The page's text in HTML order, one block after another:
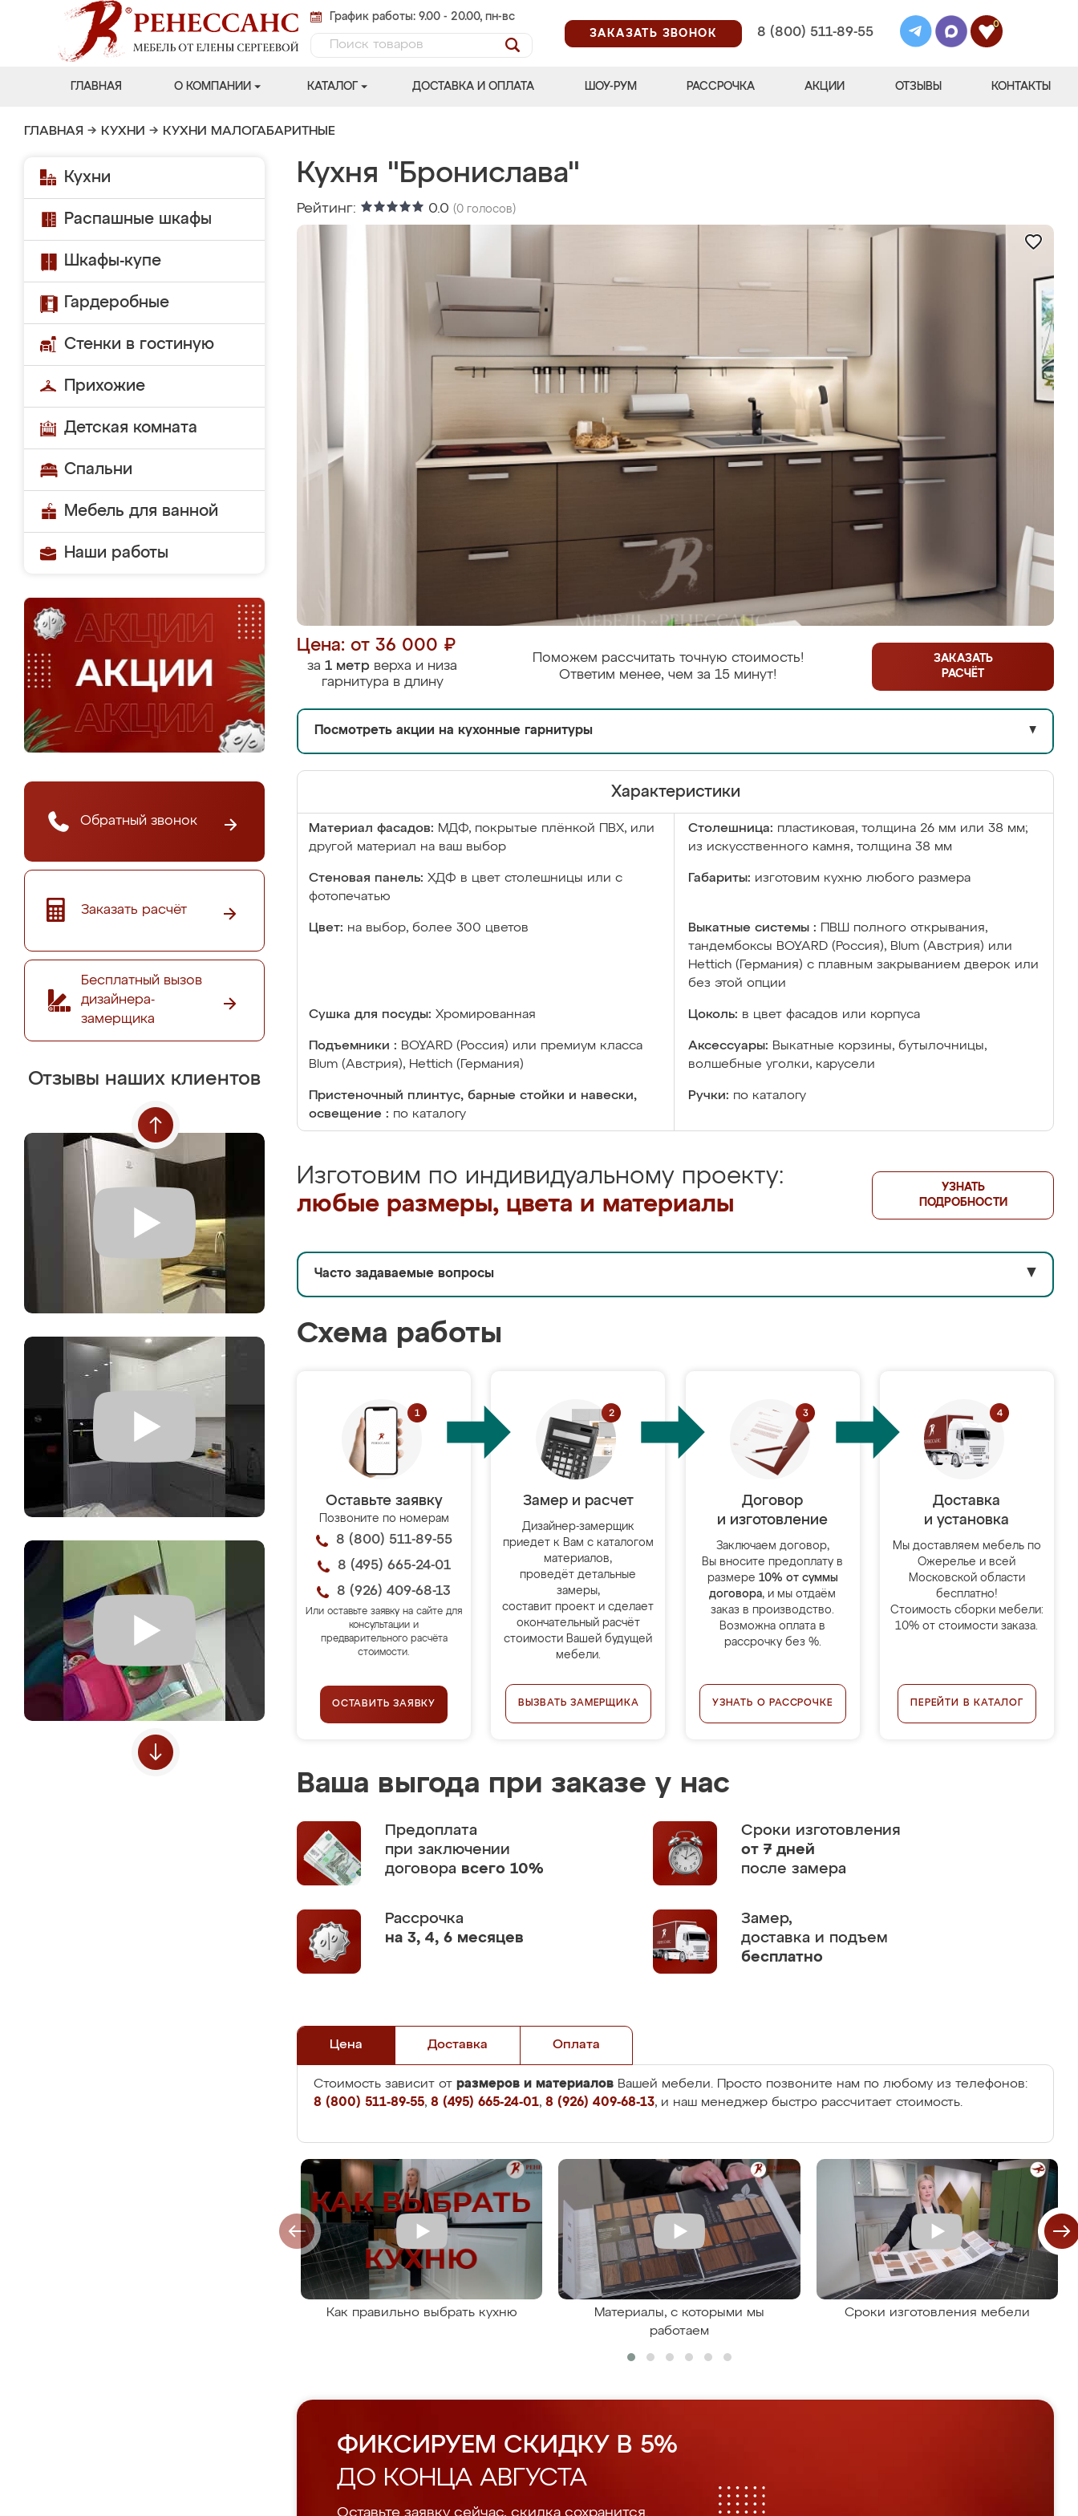
График работы: 9.00 - 20.00, пн-вс
ЗАКАЗАТЬ ЗВОНОК
8 (800) 511-89-55
0
ГЛАВНАЯ О КОМПАНИИ КАТАЛОГ ДОСТАВКА И ОПЛАТА ШОУ-РУМ РАССРОЧКА АКЦИИ ОТЗЫВЫ КОНТАКТЫ
ГЛАВНАЯ → КУХНИ → КУХНИ МАЛОГАБАРИТНЫЕ
Кухни
Распашные шкафы
Шкафы-купе
Гардеробные
Стенки в гостиную
Прихожие
Детская комната
Спальни
Мебель для ванной
Наши работы
Обратный звонок
Заказать расчёт
Бесплатный вызов
дизайнера-
замерщика
Отзывы наших клиентов
Кухня "Бронислава"
Рейтинг: 0.0 (0 голосов)
Цена: от 36 000 ₽
за 1 метр верха и низа
гарнитура в длину
Поможем рассчитать точную стоимость!
Ответим менее, чем за 15 минут!
ЗАКАЗАТЬ
РАСЧЁТ
Посмотреть акции на кухонные гарнитуры ▼
Характеристики
Материал фасадов: МДФ, покрытые плёнкой ПВХ, или
другой материал на ваш выбор
Столешница: пластиковая, толщина 26 мм или 38 мм;
из искусственного камня, толщина 38 мм
Стеновая панель: ХДФ в цвет столешницы или с
фотопечатью
Габариты: изготовим кухню любого размера
Цвет: на выбор, более 300 цветов Выкатные системы :
ПВШ полного открывания,
тандембоксы BOYARD (Россия), Blum (Австрия) или
Hettich (Германия) с плавным закрыванием дверок или
без этой опции
Сушка для посуды: Хромированная Цоколь: в цвет фасадов или корпуса
Подъемники : BOYARD (Россия) или премиум класса
Blum (Австрия), Hettich (Германия)
Аксессуары: Выкатные корзины, бутылочницы,
волшебные уголки, карусели
Пристеночный плинтус, барные стойки и навески,
освещение : по каталогу
Ручки: по каталогу
Изготовим по индивидуальному проекту:
любые размеры, цвета и материалы
УЗНАТЬ
ПОДРОБНОСТИ
Часто задаваемые вопросы ▼
Схема работы
Оставьте заявку
Позвоните по номерам
8 (800) 511-89-55
8 (495) 665-24-01
8 (926) 409-68-13
Или оставьте заявку на сайте для
консультации и
предварительного расчёта
стоимости.
ОСТАВИТЬ ЗАЯВКУ
Замер и расчет
Дизайнер-замерщик
приедет к Вам с каталогом
материалов,
проведёт детальные
замеры,
составит проект и сделает
окончательный расчёт
стоимости Вашей будущей
мебели.
ВЫЗВАТЬ ЗАМЕРЩИКА
Договор
и изготовление
Заключаем договор,
Вы вносите предоплату в
размере 10% от суммы
договора, и мы отдаём
заказ в производство.
Возможна оплата в
рассрочку без %.
УЗНАТЬ О РАССРОЧКЕ
Доставка
и установка
Мы доставляем мебель по
Ожерелье и всей
Московской области
бесплатно!
Стоимость сборки мебели:
10% от стоимости заказа.
ПЕРЕЙТИ В КАТАЛОГ
Ваша выгода при заказе у нас
Предоплата
при заключении
договора всего 10%
Сроки изготовления
от 7 дней
после замера
Рассрочка
на 3, 4, 6 месяцев
Замер,
доставка и подъем
бесплатно
Цена Доставка Оплата
Стоимость зависит от размеров и материалов Вашей мебели. Просто позвоните нам по любому из телефонов:
8 (800) 511-89-55, 8 (495) 665-24-01, 8 (926) 409-68-13, и наш менеджер быстро рассчитает стоимость.
Как правильно выбрать кухню
Материалы, с которыми мы
работаем
Сроки изготовления мебели
ФИКСИРУЕМ СКИДКУ В 5%
ДО КОНЦА АВГУСТА
Оставьте заявку сейчас, скидка сохранится.